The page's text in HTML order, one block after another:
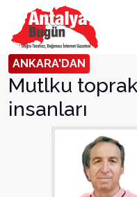
ANKARA'DAN
Mutlku
insanları
Arama Yap!